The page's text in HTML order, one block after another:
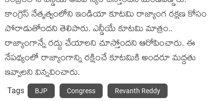
కాంగ్రెస్ నేతృత్వంలోని ఇండియా కూట‌మి రాజ్యాంగ రక్షణ కోసం
పోరాడుతోంద‌ని తెలిపారు. ఎన్డీయే కూట‌మి మాత్రం..
రాజ్యాంగాన్నే రద్దు చేయాలని చూస్తోంద‌ని ఆరోపించారు. ఈ
నేప‌థ్యంలో రాజ్యాంగాన్ని ర‌క్షించే కూట‌మికి అంద‌రూ మ‌ద్ద‌తు
ఇవ్వాల‌ని విన్న‌వించారు.
Tags BJP Congress Revanth Reddy